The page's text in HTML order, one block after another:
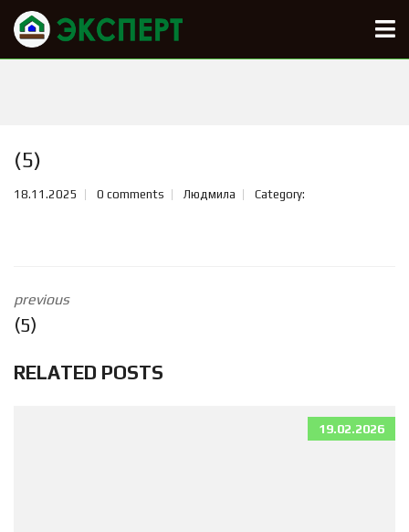
(5)
18.11.2025 0 comments Людмила Category:
previous
(5)
RELATED POSTS
19.02.2026